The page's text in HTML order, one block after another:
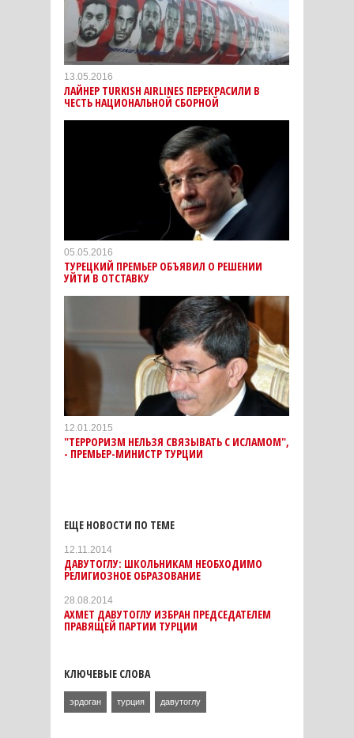
13.05.2016
ЛАЙНЕР TURKISH AIRLINES ПЕРЕКРАСИЛИ В
ЧЕСТЬ НАЦИОНАЛЬНОЙ СБОРНОЙ
05.05.2016
ТУРЕЦКИЙ ПРЕМЬЕР ОБЪЯВИЛ О РЕШЕНИИ
УЙТИ В ОТСТАВКУ
12.01.2015
"ТЕРРОРИЗМ НЕЛЬЗЯ СВЯЗЫВАТЬ С ИСЛАМОМ",
- ПРЕМЬЕР-МИНИСТР ТУРЦИИ
ЕЩЕ НОВОСТИ ПО ТЕМЕ
12.11.2014
ДАВУТОГЛУ: ШКОЛЬНИКАМ НЕОБХОДИМО
РЕЛИГИОЗНОЕ ОБРАЗОВАНИЕ
28.08.2014
АХМЕТ ДАВУТОГЛУ ИЗБРАН ПРЕДСЕДАТЕЛЕМ
ПРАВЯЩЕЙ ПАРТИИ ТУРЦИИ
КЛЮЧЕВЫЕ СЛОВА
эрдоган турция давутоглу